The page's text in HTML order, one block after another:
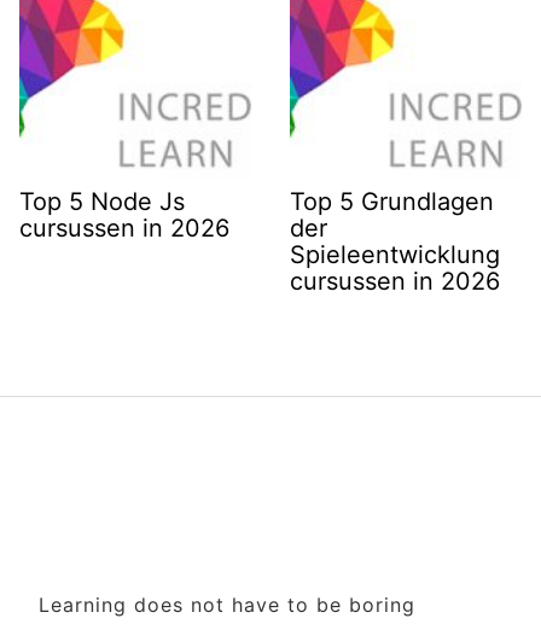
Top 5 Node Js
cursussen in 2026
Top 5 Grundlagen
der
Spieleentwicklung
cursussen in 2026
Learning does not have to be boring